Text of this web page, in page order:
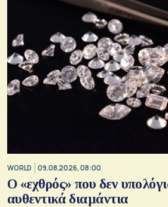
WORLD 09.08.2026, 08:00
Ο «εχθρός» που δεν
αυθεντικά διαμάντια